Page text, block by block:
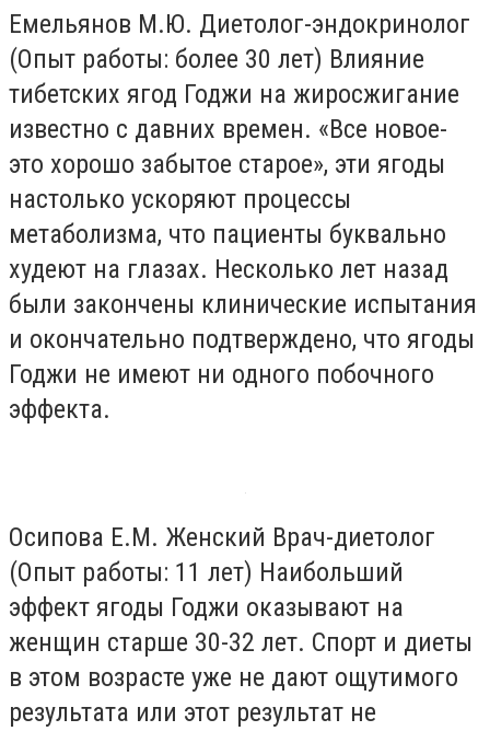
Емельянов М.Ю. Диетолог-эндокринолог
(Опыт работы: более 30 лет) Влияние
тибетских ягод Годжи на жиросжигание
известно с давних времен. «Все новое-
это хорошо забытое старое», эти ягоды
настолько ускоряют процессы
метаболизма, что пациенты буквально
худеют на глазах. Несколько лет назад
были закончены клинические испытания
и окончательно подтверждено, что ягоды
Годжи не имеют ни одного побочного
эффекта.
Осипова Е.М. Женский Врач-диетолог
(Опыт работы: 11 лет) Наибольший
эффект ягоды Годжи оказывают на
женщин старше 30-32 лет. Спорт и диеты
в этом возрасте уже не дают ощутимого
результата или этот результат не